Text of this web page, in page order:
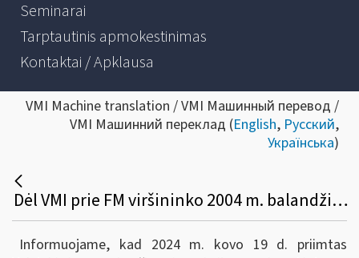
Seminarai
Tarptautinis apmokestinimas
Kontaktai / Apklausa
VMI Machine translation / VMI Машинный перевод /
VMI Машинний переклад (English, Русский,
Українська)
Dėl VMI prie FM viršininko 2004 m. balandžio 21 d. įsakymo Nr. VA-57 pakeitimo
Informuojame, kad 2024 m. kovo 19 d. priimtas